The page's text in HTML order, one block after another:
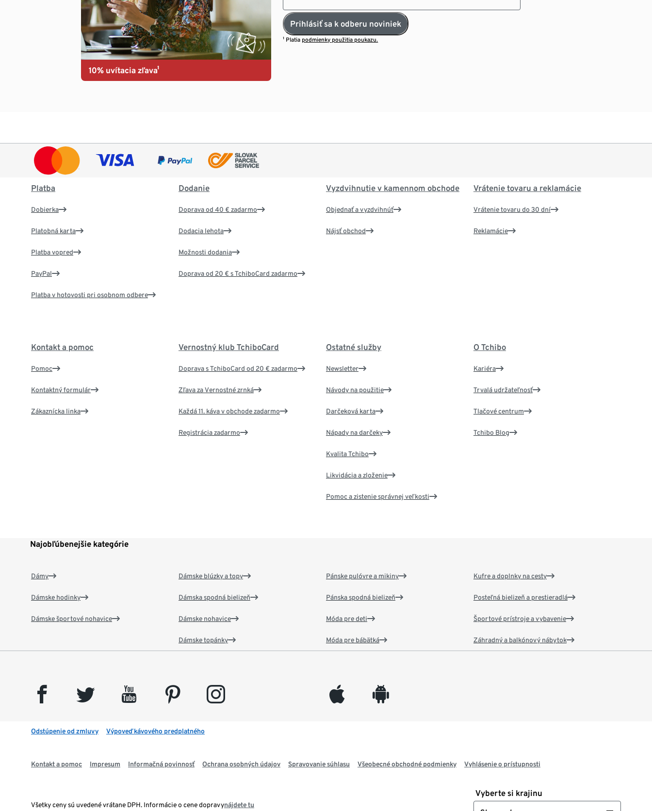
10% uvítacia zľava¹
Prihlásiť sa k odberu noviniek
¹ Platia podmienky použitia poukazu.
Platba
Dobierka
Platobná karta
Platba vopred
PayPal
Platba v hotovosti pri osobnom odbere
Dodanie
Doprava od 40 € zadarmo
Dodacia lehota
Možnosti dodania
Doprava od 20 € s TchiboCard zadarmo
Vyzdvihnutie v kamennom obchode
Objednať a vyzdvihnúť
Nájsť obchod
Vrátenie tovaru a reklamácie
Vrátenie tovaru do 30 dní
Reklamácie
Kontakt a pomoc
Pomoc
Kontaktný formulár
Zákaznícka linka
Vernostný klub TchiboCard
Doprava s TchiboCard od 20 € zadarmo
Zľava za Vernostné zrnká
Každá 11. káva v obchode zadarmo
Registrácia zadarmo
Ostatné služby
Newsletter
Návody na použitie
Darčeková karta
Nápady na darčeky
Kvalita Tchibo
Likvidácia a zloženie
Pomoc a zistenie správnej veľkosti
O Tchibo
Kariéra
Trvalá udržateľnosť
Tlačové centrum
Tchibo Blog
Najobľúbenejšie kategórie
Dámy
Dámske hodinky
Dámske športové nohavice
Dámske blúzky a topy
Dámska spodná bielizeň
Dámske nohavice
Dámske topánky
Pánske pulóvre a mikiny
Pánska spodná bielizeň
Móda pre deti
Móda pre bábätká
Kufre a doplnky na cesty
Posteľná bielizeň a prestieradlá
Športové prístroje a vybavenie
Záhradný a balkónový nábytok
facebook twitter youtube pinterest instagram appleinc android
Odstúpenie od zmluvy Výpoveď kávového predplatného
Kontakt a pomoc Impresum Informačná povinnosť Ochrana osobných údajov Spravovanie súhlasu Všeobecné obchodné podmienky Vyhlásenie o prístupnosti
Všetky ceny sú uvedené vrátane DPH. Informácie o cene dopravynájdete tu
Vyberte si krajinu